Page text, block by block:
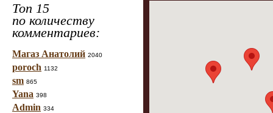
Топ 15
по количеству
комментариев:
Магаз Анатолий 2040
poroch 1132
sm 865
Yana 398
Admin 334